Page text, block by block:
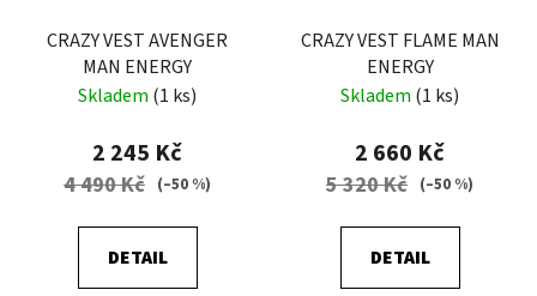
CRAZY VEST AVENGER
MAN ENERGY
Skladem (1 ks)
2 245 Kč
4 490 Kč (–50 %)
DETAIL
CRAZY VEST FLAME MAN
ENERGY
Skladem (1 ks)
2 660 Kč
5 320 Kč (–50 %)
DETAIL